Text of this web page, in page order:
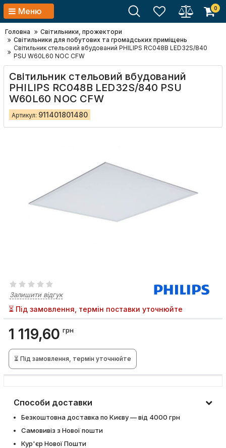
Меню 0
Головна
Світильники, прожектори
Світильники для побутових та громадських приміщень
Світильник стельовий вбудований PHILIPS RC048B LED32S/840
PSU W60L60 NOC CFW
Світильник стельовий вбудований
PHILIPS RC048B LED32S/840 PSU
W60L60 NOC CFW
Артикул: 911401801480
Залишити відгук
⏳ Під замовлення, термін поставки уточнюйте
1 119,60 грн
⏳ Під замовлення, термін уточнюйте
Способи доставки
Безкоштовна доставка по Києву — від 4000 грн
Самовивіз з Нової пошти
Кур'єр Нової Пошти